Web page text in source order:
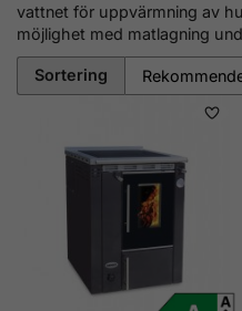
vattnet för uppvärmning av
möjlighet med matlagning
Sortering